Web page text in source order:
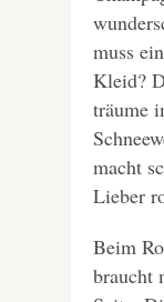
muss
Kleid?
träume
macht
Lieber
Beim
braucht